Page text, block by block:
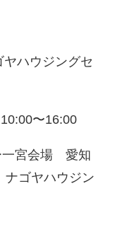
ハウジングセ
〜16:00
一宮会場 愛知
ナゴヤハウジン